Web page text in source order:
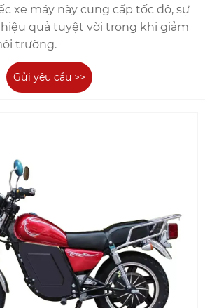
xe máy này cung cấp tốc độ, sự
quả tuyệt vời trong khi giảm
trường.
Gửi yêu cầu >>